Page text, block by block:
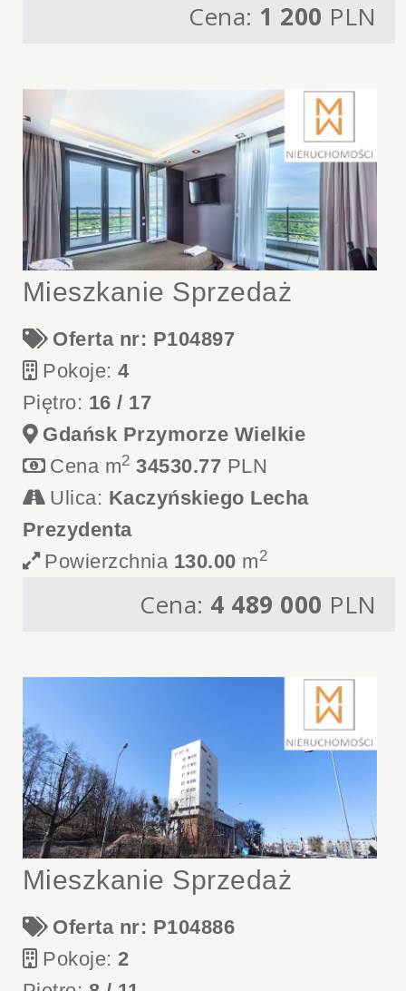
Cena: 1 200 PLN
Mieszkanie Sprzedaż
Oferta nr: P104897
Pokoje:4
Piętro: 16 / 17
Gdańsk Przymorze Wielkie
Cena m2 34530.77 PLN
Ulica: Kaczyńskiego Lecha
Prezydenta
Powierzchnia 130.00 m2
Cena: 4 489 000 PLN
Mieszkanie Sprzedaż
Oferta nr: P104886
Pokoje:2